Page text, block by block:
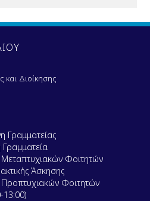
και Διοίκησης
Γραμματείας
Φοιτητών
Άσκησης
Φοιτητών
13:00)